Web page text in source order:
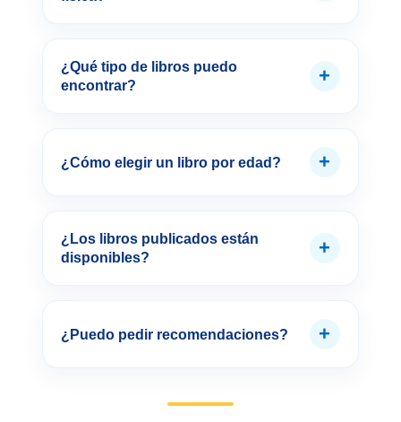
¿Qué tipo de libros puedo
encontrar?
+
¿Cómo elegir un libro por edad? +
¿Los libros publicados están
disponibles?
+
¿Puedo pedir recomendaciones? +